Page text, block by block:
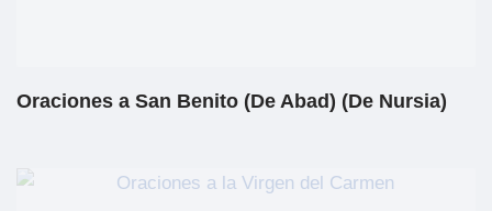
Oraciones a San Benito (De Abad) (De Nursia)